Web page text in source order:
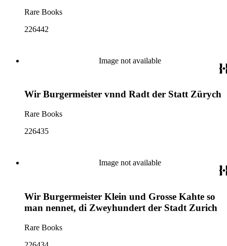
Rare Books
226442
Image not available
Wir Burgermeister vnnd Radt der Statt Zürych
Rare Books
226435
Image not available
Wir Burgermeister Klein und Grosse Kahte so
man nennet, di Zweyhundert der Stadt Zurich
Rare Books